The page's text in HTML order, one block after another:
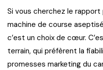
Si vous cherchez le
machine de course
c’est un choix de cœur.
terrain, qui préfèrent la
promesses marketing du